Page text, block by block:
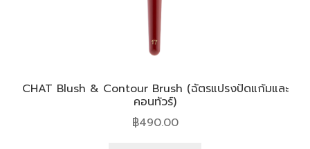
CHAT Blush & Contour Brush (ฉัตรแปรงปัดแก้มและ
คอนทัวร์)
฿490.00